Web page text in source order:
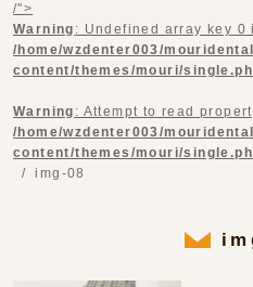
/">
Warning : Undefined array key 0
/home/wzdenter003/
content/themes/mouri/
Warning : Attempt to read
/home/wzdenter003/
content/themes/mouri/
img-08